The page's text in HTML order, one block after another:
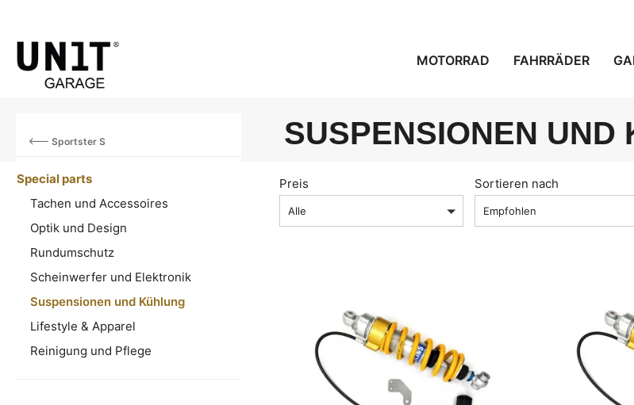
MOTORRAD FAHRRÄDER
SUSPENSIONEN UND
Sportster S
Special parts
Tachen und Accessoires
Optik und Design
Rundumschutz
Scheinwerfer und Elektronik
Suspensionen und Kühlung
Lifestyle & Apparel
Reinigung und Pflege
Preis
Alle
Sortieren nach
Empfohlen